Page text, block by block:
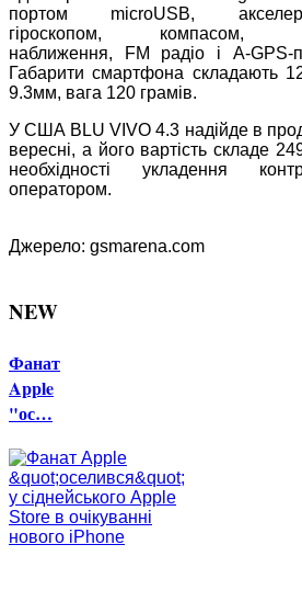
портом microUSB,
гіроскопом, компасом,
наближення, FM радіо і A-GPS-
Габарити смартфона складають
9.3мм, вага 120 грамів.
У США BLU VIVO 4.3 надійде в
вересні, а його вартість складе
необхідності укладення
оператором.
Джерело: gsmarena.com
NEW
Фанат
Apple
"ос…